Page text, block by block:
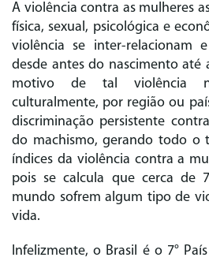
A violência contra as mulheres
física, sexual, psicológica e
violência se inter-relacionam
desde antes do nascimento até
motivo de tal violência
culturalmente, por região ou
discriminação persistente
do machismo, gerando todo o
índices da violência contra a
pois se calcula que cerca de
mundo sofrem algum tipo de
vida.
Infelizmente, o Brasil é o 7°